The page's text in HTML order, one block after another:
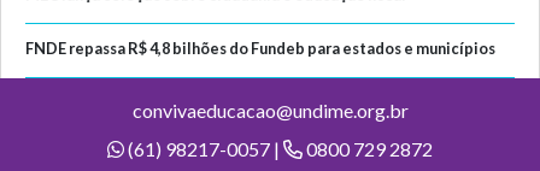
FNDE repassa R$ 4,8 bilhões do Fundeb para estados e municípios
convivaeducacao@undime.org.br
(61) 98217-0057 |
0800 729 2872